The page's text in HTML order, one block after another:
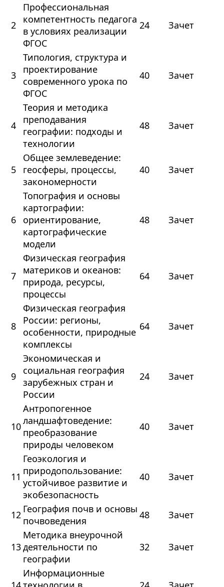
2
Профессиональная
компетентность педагога
в условиях реализации
ФГОС
24 Зачет
3
Типология, структура и
проектирование
современного урока по
ФГОС
40 Зачет
4
Теория и методика
преподавания
географии: подходы и
технологии
48 Зачет
5
Общее землеведение:
геосферы, процессы,
закономерности
40 Зачет
6
Топография и основы
картографии:
ориентирование,
картографические
модели
48 Зачет
7
Физическая география
материков и океанов:
природа, ресурсы,
процессы
64 Зачет
8
Физическая география
России: регионы,
особенности, природные
комплексы
64 Зачет
9
Экономическая и
социальная география
зарубежных стран и
России
24 Зачет
10
Антропогенное
ландшафтоведение:
преобразование
природы человеком
40 Зачет
11
Геоэкология и
природопользование:
устойчивое развитие и
экобезопасность
40 Зачет
12 География почв и основы
почвоведения
48 Зачет
13
Методика внеурочной
деятельности по
географии
32 Зачет
Информационные